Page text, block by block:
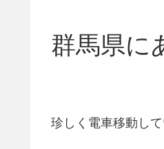
群馬県に
珍しく電車移動し